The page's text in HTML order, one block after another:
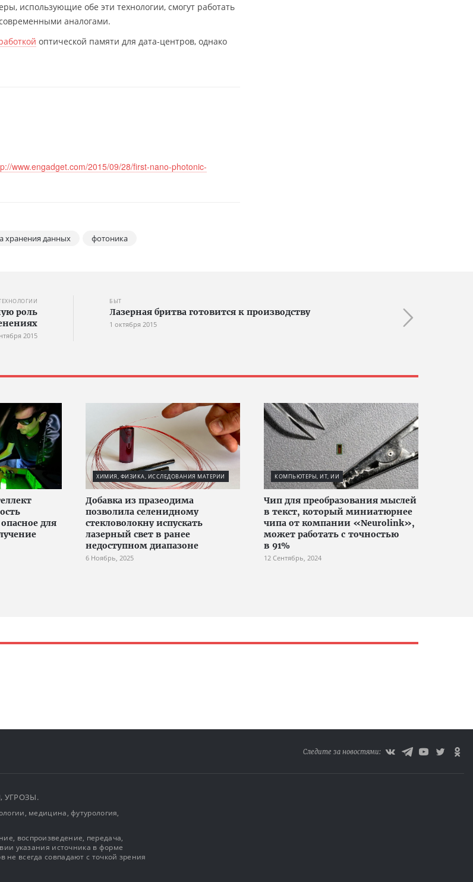
использующие обе эти технологии, смогут работать
аналогами.
оптической памяти для дата-центров, однако
www.engadget.com/2015/09/28/first-nano-photonic-
хранения данных фотоника
роль
2015
БЫТ
Лазерная бритва готовится к производству
1 октября 2015
для
ХИМИЯ, ФИЗИКА, ИССЛЕДОВАНИЯ МАТЕРИИ
Добавка из празеодима
позволила селенидному
стекловолокну испускать
лазерный свет в ранее
недоступном диапазоне
6 Ноябрь, 2025
КОМПЬЮТЕРЫ, ИТ, ИИ
Чип для преобразования мыслей
в текст, который миниатюрнее
чипа от компании «Neurolink»,
может работать с точностью
в 91%
12 Сентябрь, 2024
Следите за новостями:
УГРОЗЫ.
медицина, футурология,
воспроизведение, передача,
указания источника в форме
всегда совпадают с точкой зрения